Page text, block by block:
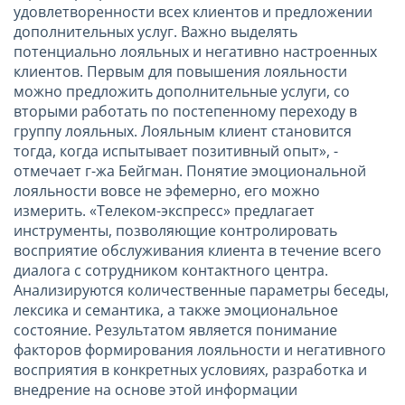
удовлетворенности всех клиентов и предложении
дополнительных услуг. Важно выделять
потенциально лояльных и негативно настроенных
клиентов. Первым для повышения лояльности
можно предложить дополнительные услуги, со
вторыми работать по постепенному переходу в
группу лояльных. Лояльным клиент становится
тогда, когда испытывает позитивный опыт», -
отмечает г-жа Бейгман. Понятие эмоциональной
лояльности вовсе не эфемерно, его можно
измерить. «Телеком-экспресс» предлагает
инструменты, позволяющие контролировать
восприятие обслуживания клиента в течение всего
диалога с сотрудником контактного центра.
Анализируются количественные параметры беседы,
лексика и семантика, а также эмоциональное
состояние. Результатом является понимание
факторов формирования лояльности и негативного
восприятия в конкретных условиях, разработка и
внедрение на основе этой информации